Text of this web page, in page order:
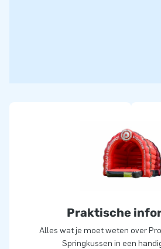
Praktische
Alles wat je moet weten over
Springkussen in een